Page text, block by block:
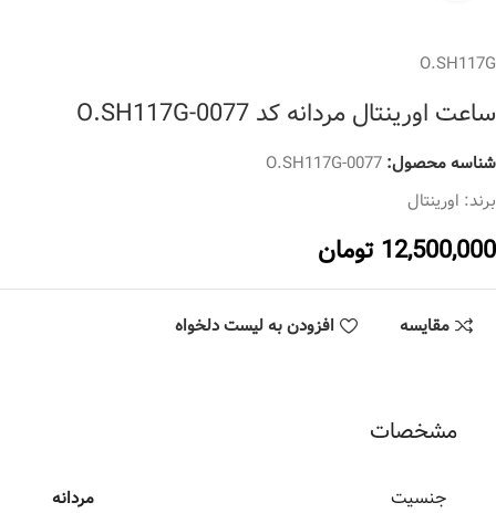
O.SH117G
ساعت اورینتال مردانه کد O.SH117G-0077
شناسه محصول:O.SH117G-0077
برند: اورینتال
12,500,000 تومان
مقایسه افزودن به لیست دلخواه
مشخصات
جنسیت مردانه